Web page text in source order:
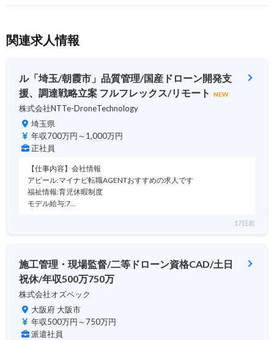
関連求人情報
ル「埼玉/朝霞市」品質管理/国産ドローン開発支
援、調達戦略立案 フルフレックス/リモート
NEW
株式会社NTTe-DroneTechnology
埼玉県
年収700万円～1,000万円
正社員
【仕事内容】会社情報
アピール:マイナビ転職AGENTおすすめの求人です
福祉情報:育児休暇制度
モデル給与:7…
17日前
施工管理・現場監督/二等ドローン資格CAD/土日
祝休/年収500万750万
株式会社オズペック
大阪府 大阪市
年収500万円～750万円
派遣社員